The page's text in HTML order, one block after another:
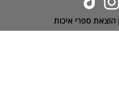
הוצאת ספרי איכות